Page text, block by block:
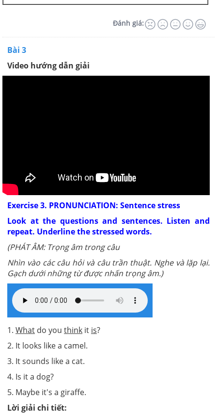
Đánh giá:
Bài 3
Video hướng dẫn giải
Exercise 3. PRONUNCIATION: Sentence stress
Look at the questions and sentences. Listen and
repeat. Underline the stressed words.
(PHÁT ÂM: Trọng âm trong câu
Nhìn vào các câu hỏi và câu trần thuật. Nghe và lặp lại.
Gạch dưới những từ được nhấn trọng âm.)
1. What do you think it is?
2. It looks like a camel.
3. It sounds like a cat.
4. Is it a dog?
5. Maybe it's a giraffe.
Lời giải chi tiết: